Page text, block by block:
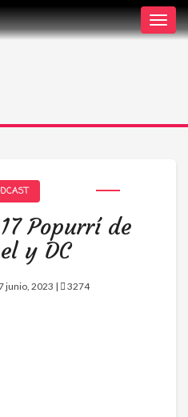
Popurrí de
y DC
junio, 2023 | 3274